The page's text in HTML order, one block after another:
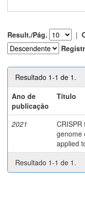
Result./Pág. |
Resultado 1-1 de 1.
Ano de
publicação
Título
2021
CRISPR
genome
applied
Resultado 1-1 de 1.